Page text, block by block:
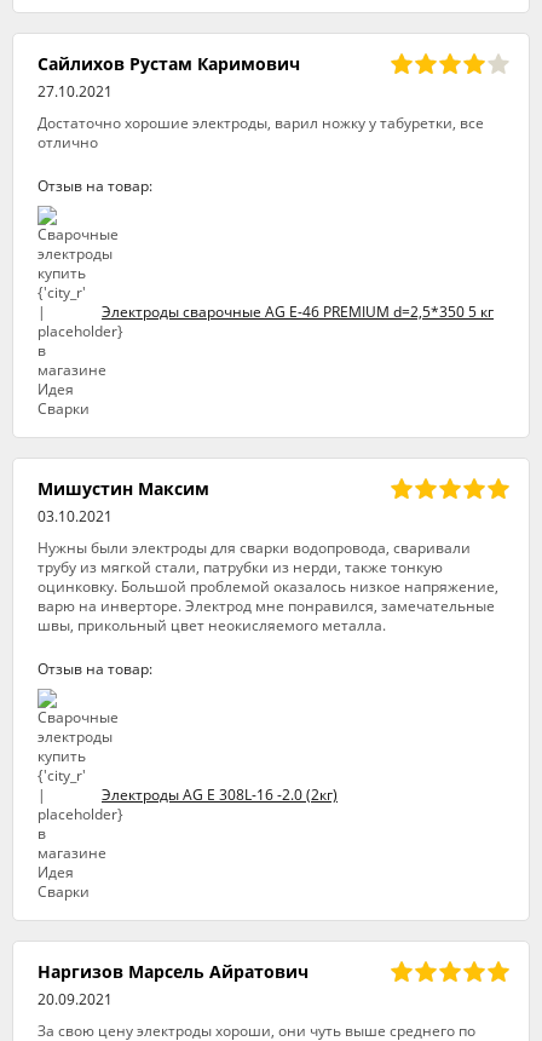
Сайлихов Рустам Каримович
27.10.2021
Достаточно хорошие электроды, варил ножку у табуретки, все
отлично
Отзыв на товар:
Электроды сварочные AG E-46 PREMIUM d=2,5*350 5 кг
Мишустин Максим
03.10.2021
Нужны были электроды для сварки водопровода, сваривали
трубу из мягкой стали, патрубки из нерди, также тонкую
оцинковку. Большой проблемой оказалось низкое напряжение,
варю на инверторе. Электрод мне понравился, замечательные
швы, прикольный цвет неокисляемого металла.
Отзыв на товар:
Электроды AG E 308L-16 -2.0 (2кг)
Наргизов Марсель Айратович
20.09.2021
За свою цену электроды хороши, они чуть выше среднего по